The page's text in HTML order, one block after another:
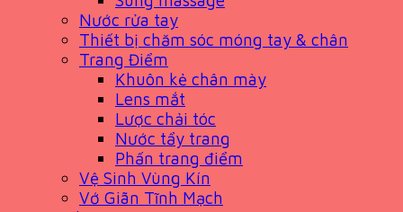
Nước rửa tay
Thiết bị chăm sóc móng tay & chân
Trang Điểm
Khuôn kẻ chân mày
Lens mắt
Lược chải tóc
Nước tẩy trang
Phấn trang điểm
Vệ Sinh Vùng Kín
Vớ Giãn Tĩnh Mạch